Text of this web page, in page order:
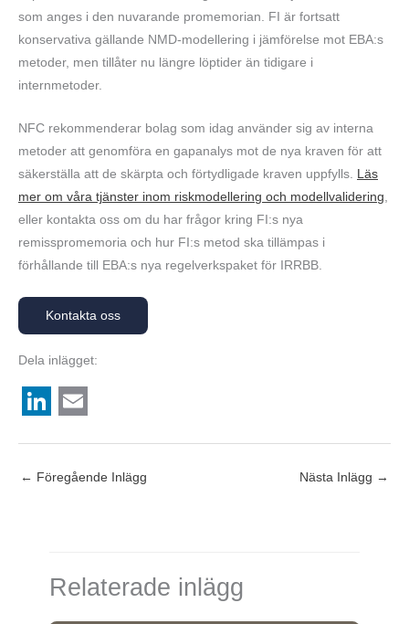
som anges i den nuvarande promemorian. FI är fortsatt
konservativa gällande NMD-modellering i jämförelse mot EBA:s
metoder, men tillåter nu längre löptider än tidigare i
internmetoder.
NFC rekommenderar bolag som idag använder sig av interna
metoder att genomföra en gapanalys mot de nya kraven för att
säkerställa att de skärpta och förtydligade kraven uppfylls.
Läs
mer om våra tjänster inom riskmodellering och modellvalidering
eller kontakta oss om du har frågor kring FI:s nya
remisspromemoria och hur FI:s metod ska tillämpas i
förhållande till EBA:s nya regelverkspaket för IRRBB.
Kontakta oss
Dela inlägget:
n
a
← Föregående Inlägg Nästa Inlägg →
Relaterade inlägg